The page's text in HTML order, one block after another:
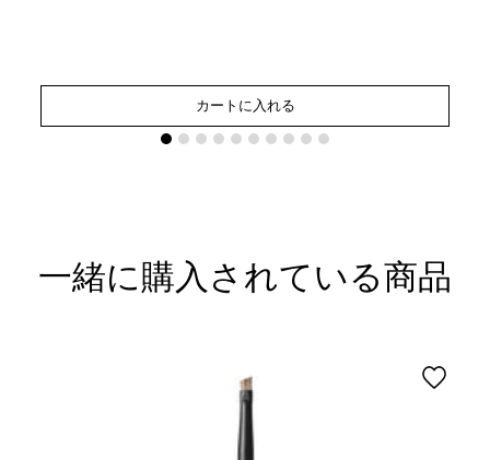
カートに入れる
一緒に購入されている商品